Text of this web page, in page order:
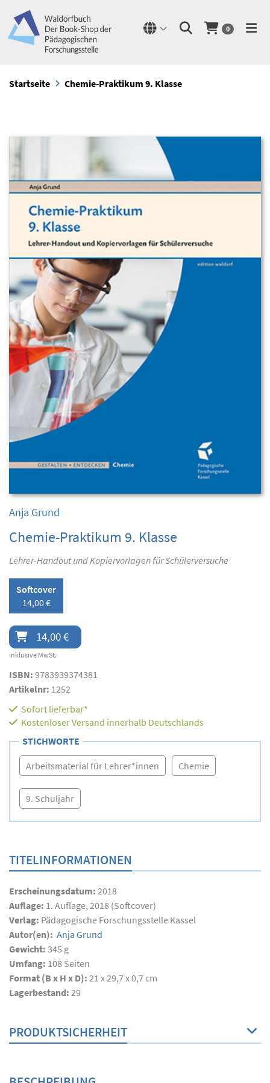
0
Startseite Chemie-Praktikum 9. Klasse
Anja Grund
Chemie-Praktikum 9. Klasse
Lehrer-Handout und Kopiervorlagen für Schülerversuche
Softcover
14,00 €
14,00 €
inklusive MwSt.
ISBN: 9783939374381
Artikelnr: 1252
Sofort lieferbar*
Kostenloser Versand innerhalb Deutschlands
STICHWORTE
Arbeitsmaterial für Lehrer*innen Chemie
9. Schuljahr
TITELINFORMATIONEN
Erscheinungsdatum: 2018
Auflage: 1. Auflage, 2018 (Softcover)
Verlag: Pädagogische Forschungsstelle Kassel
Autor(en): Anja Grund
Gewicht: 345 g
Umfang: 108 Seiten
Format (B x H x D): 21 x 29,7 x 0,7 cm
Lagerbestand: 29
PRODUKTSICHERHEIT